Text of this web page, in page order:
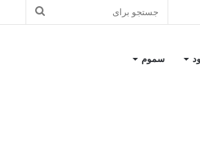
جستجو
سموم